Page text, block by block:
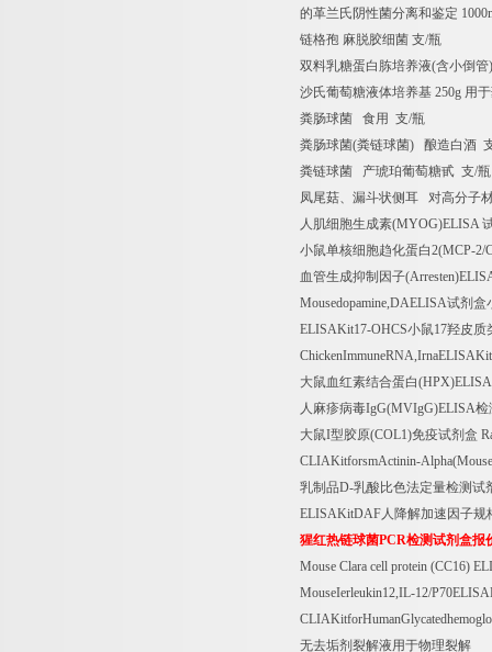
的革兰氏阴性菌分离和鉴定
链格孢 麻脱胶细菌 支/瓶
双料乳糖蛋白胨培养液(含小倒管
沙氏葡萄糖液体培养基 250g 用
粪肠球菌
食用 支/瓶
粪肠球菌(粪链球菌) 酿造白酒
粪链球菌
产琥珀葡萄糖甙 支/瓶
凤尾菇、漏斗状侧耳
对高分子
人肌细胞生成素(MYOG)ELISA
小鼠单核细胞趋化蛋白2(MCP-2/
血管生成抑制因子
Mousedopamine,DAELISA试剂盒
ELISAKit17-OHCS小鼠17羟皮质
ChickenImmuneRNA,IrnaELISAKit
大鼠血红素结合蛋白(HPX)ELISA
人麻疹病毒IgG(MVIgG)ELISA检
大鼠I型胶原(COL1)免疫试剂盒
CLIAKitforsmActinin-
乳制品D-乳酸比色法定量检测试
ELISAKitDAF人降解加速因子规
猩红热链球菌PCR检测试剂盒报
Mouse Clara cell protein (CC16)
MouseIerleukin12,IL-12/
无去垢剂裂解液用于物理裂解